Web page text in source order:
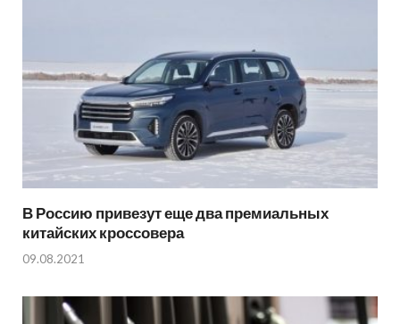
В Россию привезут еще два премиальных
китайских кроссовера
09.08.2021